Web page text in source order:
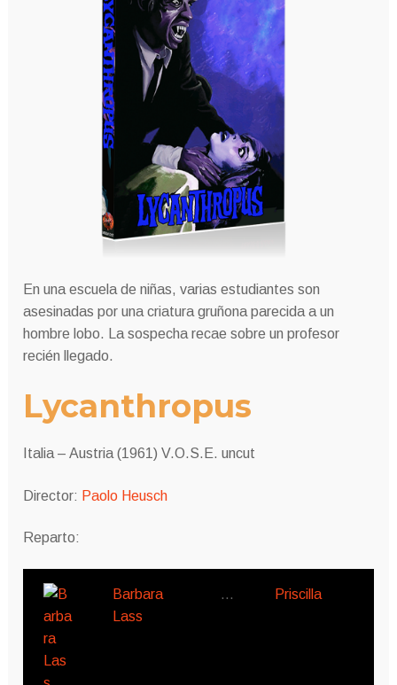
En una escuela de niñas, varias estudiantes son
asesinadas por una criatura gruñona parecida a un
hombre lobo.
La sospecha recae sobre un profesor
recién llegado.
Lycanthropus
Italia – Austria (1961) V.O.S.E. uncut
Director: Paolo Heusch
Reparto:
Barbara
Lass
… Priscilla